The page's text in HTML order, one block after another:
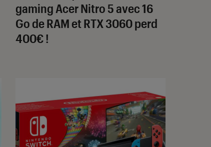
gaming Acer Nitro 5 avec 16
Go de RAM et RTX 3060 perd
400€ !